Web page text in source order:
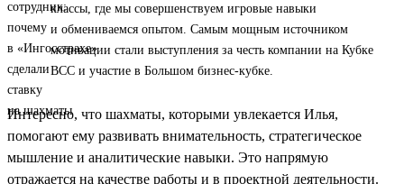
классы, где мы совершенствуем игровые навыки
и обмениваемся опытом. Самым мощным источником
мотивации стали выступления за честь компании на Кубке
ВСС и участие в Большом бизнес-кубке.
Интересно, что шахматы, которыми увлекается Илья,
помогают ему развивать внимательность, стратегическое
мышление и аналитические навыки. Это напрямую
отражается на качестве работы и в проектной деятельности.